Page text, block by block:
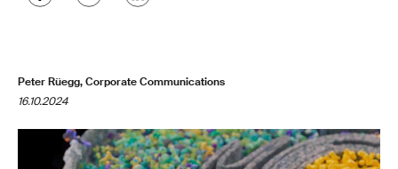
Peter Rüegg, Corporate Communications
16.10.2024